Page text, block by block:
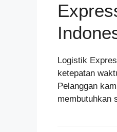
Logistik
ketepatan
Pelanggan
membutuhkan